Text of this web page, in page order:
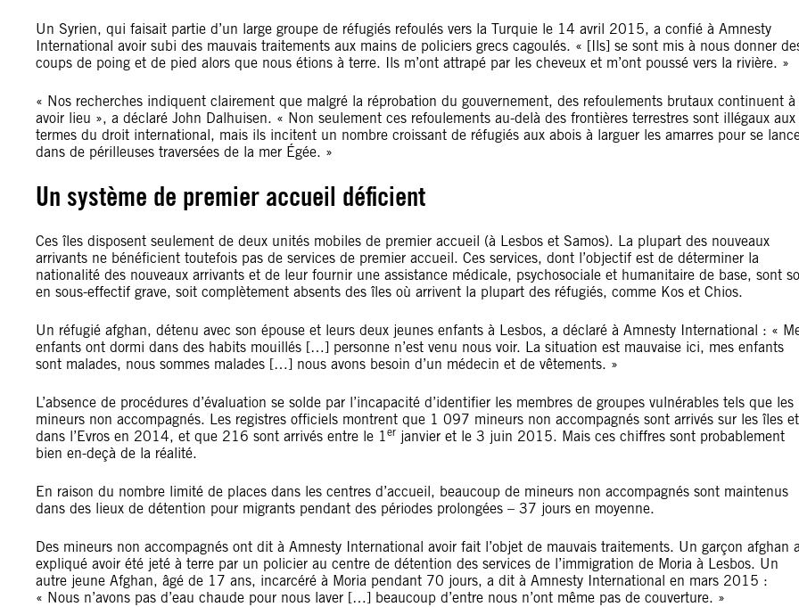
Un Syrien, qui faisait partie d’un large groupe de réfugiés refoulés vers la Turquie le 14 avril 2015, a confié à Amnesty
International avoir subi des mauvais traitements aux mains de policiers grecs cagoulés. « [Ils] se sont mis à nous donner
coups de poing et de pied alors que nous étions à terre. Ils m’ont attrapé par les cheveux et m’ont poussé vers la rivière. »
« Nos recherches indiquent clairement que malgré la réprobation du gouvernement, des refoulements brutaux continuent à
avoir lieu », a déclaré John Dalhuisen. « Non seulement ces refoulements au-delà des frontières terrestres sont illégaux aux
termes du droit international, mais ils incitent un nombre croissant de réfugiés aux abois à larguer les amarres pour se
dans de périlleuses traversées de la mer Égée. »
Un système de premier accueil déficient
Ces îles disposent seulement de deux unités mobiles de premier accueil (à Lesbos et Samos). La plupart des nouveaux
arrivants ne bénéficient toutefois pas de services de premier accueil. Ces services, dont l’objectif est de déterminer la
nationalité des nouveaux arrivants et de leur fournir une assistance médicale, psychosociale et humanitaire de base, sont
en sous-effectif grave, soit complètement absents des îles où arrivent la plupart des réfugiés, comme Kos et Chios.
Un réfugié afghan, détenu avec son épouse et leurs deux jeunes enfants à Lesbos, a déclaré à Amnesty International : «
enfants ont dormi dans des habits mouillés […] personne n’est venu nous voir. La situation est mauvaise ici, mes enfants
sont malades, nous sommes malades […] nous avons besoin d’un médecin et de vêtements. »
L’absence de procédures d’évaluation se solde par l’incapacité d’identifier les membres de groupes vulnérables tels que les
mineurs non accompagnés. Les registres officiels montrent que 1 097 mineurs non accompagnés sont arrivés sur les îles et
dans l’Evros en 2014, et que 216 sont arrivés entre le 1er janvier et le 3 juin 2015. Mais ces chiffres sont probablement
bien en-deçà de la réalité.
En raison du nombre limité de places dans les centres d’accueil, beaucoup de mineurs non accompagnés sont maintenus
dans des lieux de détention pour migrants pendant des périodes prolongées – 37 jours en moyenne.
Des mineurs non accompagnés ont dit à Amnesty International avoir fait l’objet de mauvais traitements. Un garçon afghan a
expliqué avoir été jeté à terre par un policier au centre de détention des services de l’immigration de Moria à Lesbos. Un
autre jeune Afghan, âgé de 17 ans, incarcéré à Moria pendant 70 jours, a dit à Amnesty International en mars 2015 :
« Nous n’avons pas d’eau chaude pour nous laver […] beaucoup d’entre nous n’ont même pas de couverture. »